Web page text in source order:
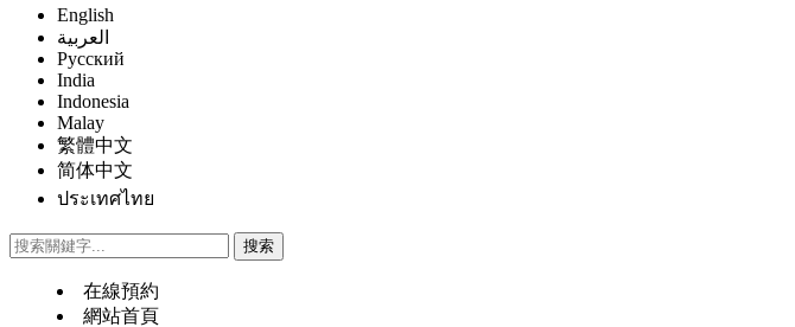
English
العربية
Русский
India
Indonesia
Malay
繁體中文
简体中文
ประเทศไทย
在線預約
網站首頁